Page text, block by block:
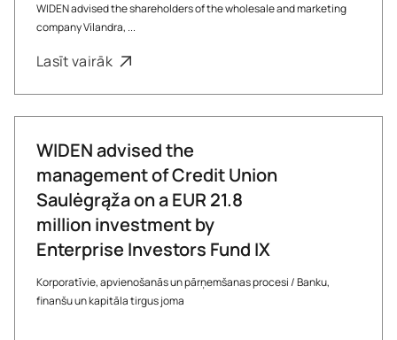
WIDEN advised the shareholders of the wholesale and marketing
company Vilandra, ...
Lasīt vairāk
WIDEN advised the
management of Credit Union
Saulėgrąža on a EUR 21.8
million investment by
Enterprise Investors Fund IX
Korporatīvie, apvienošanās un pārņemšanas procesi/Banku,
finanšu un kapitāla tirgus joma